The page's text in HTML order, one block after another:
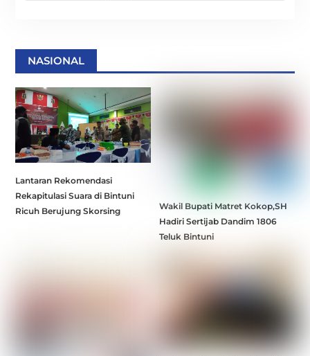
NASIONAL
Lantaran Rekomendasi
Rekapitulasi Suara di Bintuni
Ricuh Berujung Skorsing
Wakil Bupati Matret Kokop,SH
Hadiri Sertijab Dandim 1806
Teluk Bintuni